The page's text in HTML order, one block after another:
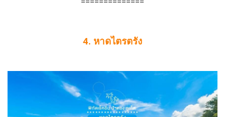
4. หาดไตรตรัง